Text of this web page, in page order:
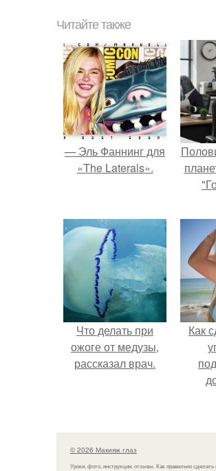
Читайте также
— Эль Фаннинг для
«The Laterals».
Что делать при
ожоге от медузы,
рассказал врач.
Как
© 2026 Макияж глаз
Уроки, фото, инструкции, отзывы. Как правильно сделать